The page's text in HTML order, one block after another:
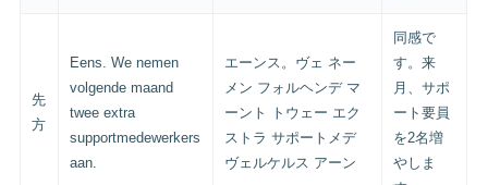
先
方
Eens. We nemen
volgende maand
twee extra
supportmedewerkers
aan.
エーンス。ヴェ ネー
メン フォルヘンデ マ
ーント トウェー エク
ストラ サポートメデ
ヴェルケルス アーン
同感で
す。来
月、サポ
ート要員
を2名増
やしま